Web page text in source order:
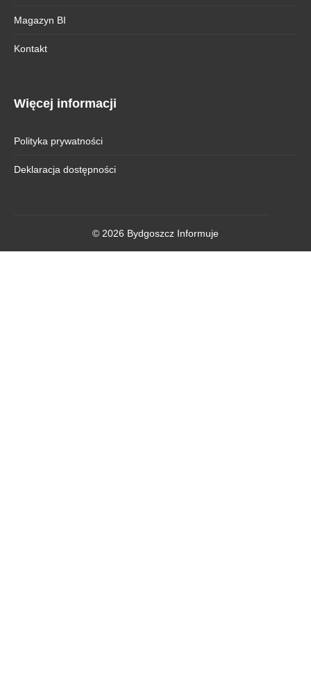
Magazyn BI
Kontakt
Więcej informacji
Polityka prywatności
Deklaracja dostępności
© 2026 Bydgoszcz Informuje